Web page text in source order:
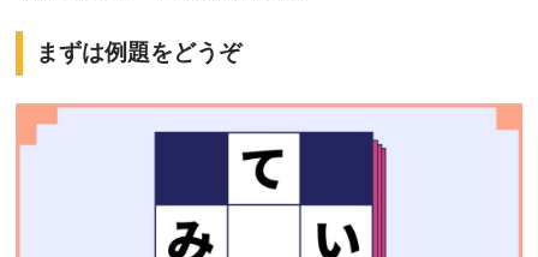
まずは例題をどうぞ